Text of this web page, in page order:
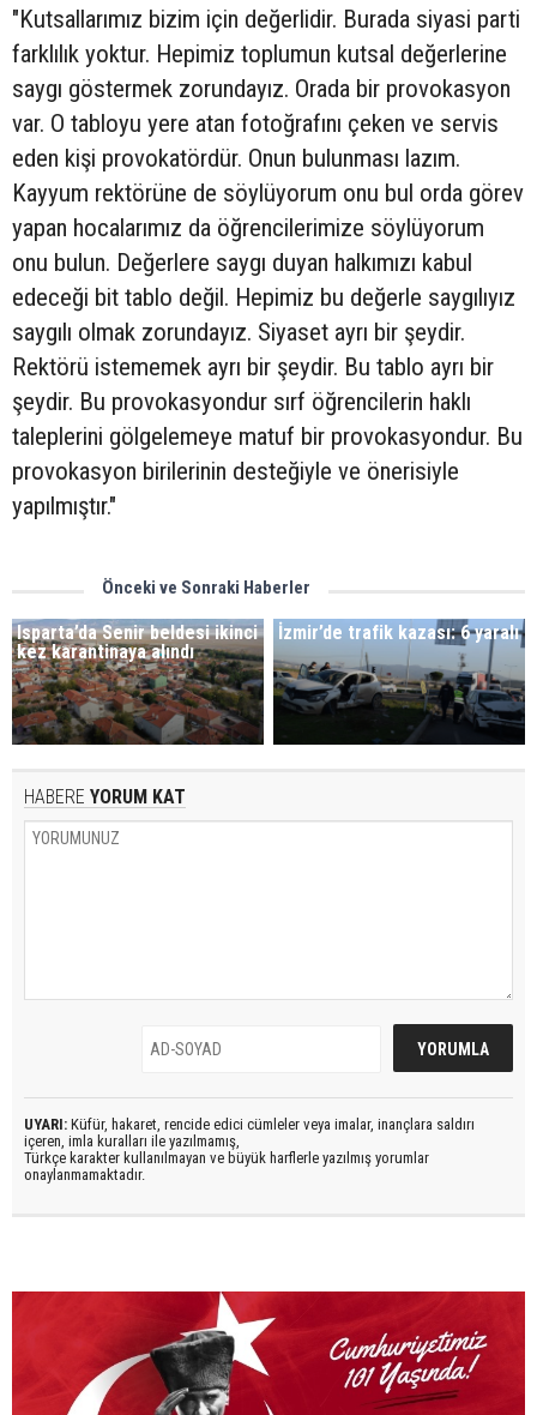
"Kutsallarımız bizim için değerlidir. Burada siyasi parti
farklılık yoktur. Hepimiz toplumun kutsal değerlerine
saygı göstermek zorundayız. Orada bir provokasyon
var. O tabloyu yere atan fotoğrafını çeken ve servis
eden kişi provokatördür. Onun bulunması lazım.
Kayyum rektörüne de söylüyorum onu bul orda görev
yapan hocalarımız da öğrencilerimize söylüyorum
onu bulun. Değerlere saygı duyan halkımızı kabul
edeceği bit tablo değil. Hepimiz bu değerle saygılıyız
saygılı olmak zorundayız. Siyaset ayrı bir şeydir.
Rektörü istememek ayrı bir şeydir. Bu tablo ayrı bir
şeydir. Bu provokasyondur sırf öğrencilerin haklı
taleplerini gölgelemeye matuf bir provokasyondur. Bu
provokasyon birilerinin desteğiyle ve önerisiyle
yapılmıştır."
Önceki ve Sonraki Haberler
Isparta’da Senir beldesi ikinci
kez karantinaya alındı
İzmir’de trafik kazası: 6 yaralı
HABERE YORUM KAT
UYARI: Küfür, hakaret, rencide edici cümleler veya imalar, inançlara saldırı
içeren, imla kuralları ile yazılmamış,
Türkçe karakter kullanılmayan ve büyük harflerle yazılmış yorumlar
onaylanmamaktadır.